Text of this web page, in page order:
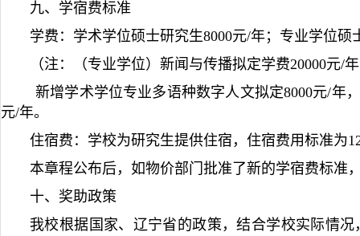
九、学宿费标准
学费：学术学位硕士研究生8000元/年；专业学位硕
（注：（专业学位）新闻与传播拟定学费20000元/
新增学术学位专业多语种数字人文拟定8000元/年
元/年。
住宿费：学校为研究生提供住宿，住宿费用标准为
本章程公布后，如物价部门批准了新的学宿费标准
十、奖助政策
我校根据国家、辽宁省的政策，结合学校实际情